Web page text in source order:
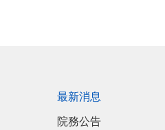
最新消息
院務公告